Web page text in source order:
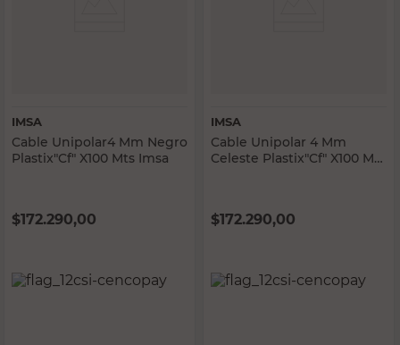
IMSA
Cable Unipolar4 Mm Negro
Plastix"Cf" X100 Mts Imsa
$172.290,00
IMSA
Cable Unipolar 4 Mm
Celeste Plastix"Cf" X100 Mts
$172.290,00